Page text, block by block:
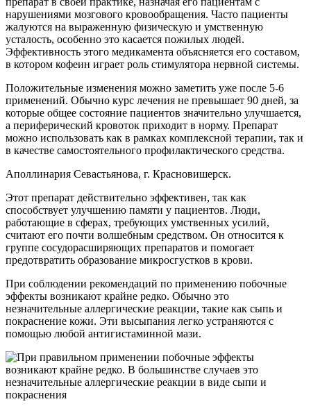
нарушениями мозгового кровообращения. Часто пациенты
жалуются на выраженную физическую и умственную
усталость, особенно это касается пожилых людей.
Эффективность этого медикамента объясняется его составом,
в котором кофеин играет роль стимулятора нервной системы.
Положительные изменения можно заметить уже после 5-6
применений. Обычно курс лечения не превышает 90 дней, за
которые общее состояние пациентов значительно улучшается,
а периферический кровоток приходит в норму. Препарат
можно использовать как в рамках комплексной терапии, так и
в качестве самостоятельного профилактического средства.
Аполлинария Севастьянова, г. Красновишерск.
Этот препарат действительно эффективен, так как
способствует улучшению памяти у пациентов. Люди,
работающие в сферах, требующих умственных усилий,
считают его почти волшебным средством. Он относится к
группе сосудорасширяющих препаратов и помогает
предотвратить образование микросгустков в крови.
При соблюдении рекомендаций по применению побочные
эффекты возникают крайне редко. Обычно это
незначительные аллергические реакции, такие как сыпь и
покраснение кожи. Эти высыпания легко устраняются с
помощью любой антигистаминной мази.